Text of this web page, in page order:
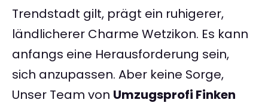
Trendstadt gilt, prägt ein ruhigerer,
ländlicherer Charme Wetzikon. Es kann
anfangs eine Herausforderung sein,
sich anzupassen. Aber keine Sorge,
Unser Team von Umzugsprofi Finken